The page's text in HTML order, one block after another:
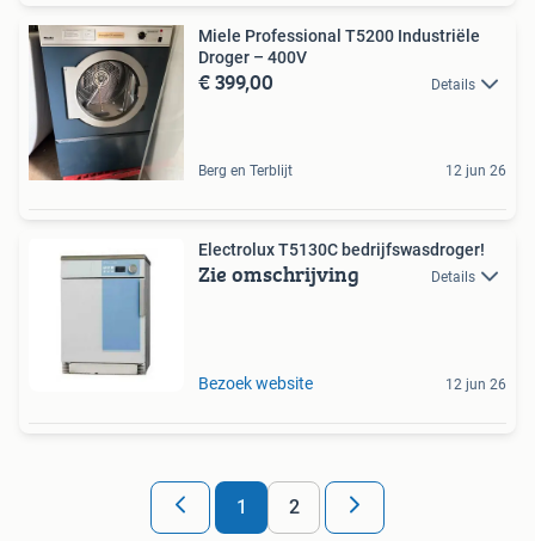
Miele Professional T5200 Industriële
Droger – 400V
€ 399,00 Details
Berg en Terblijt 12 jun 26
Electrolux T5130C bedrijfswasdroger!
Zie omschrijving Details
Bezoek website 12 jun 26
1 2